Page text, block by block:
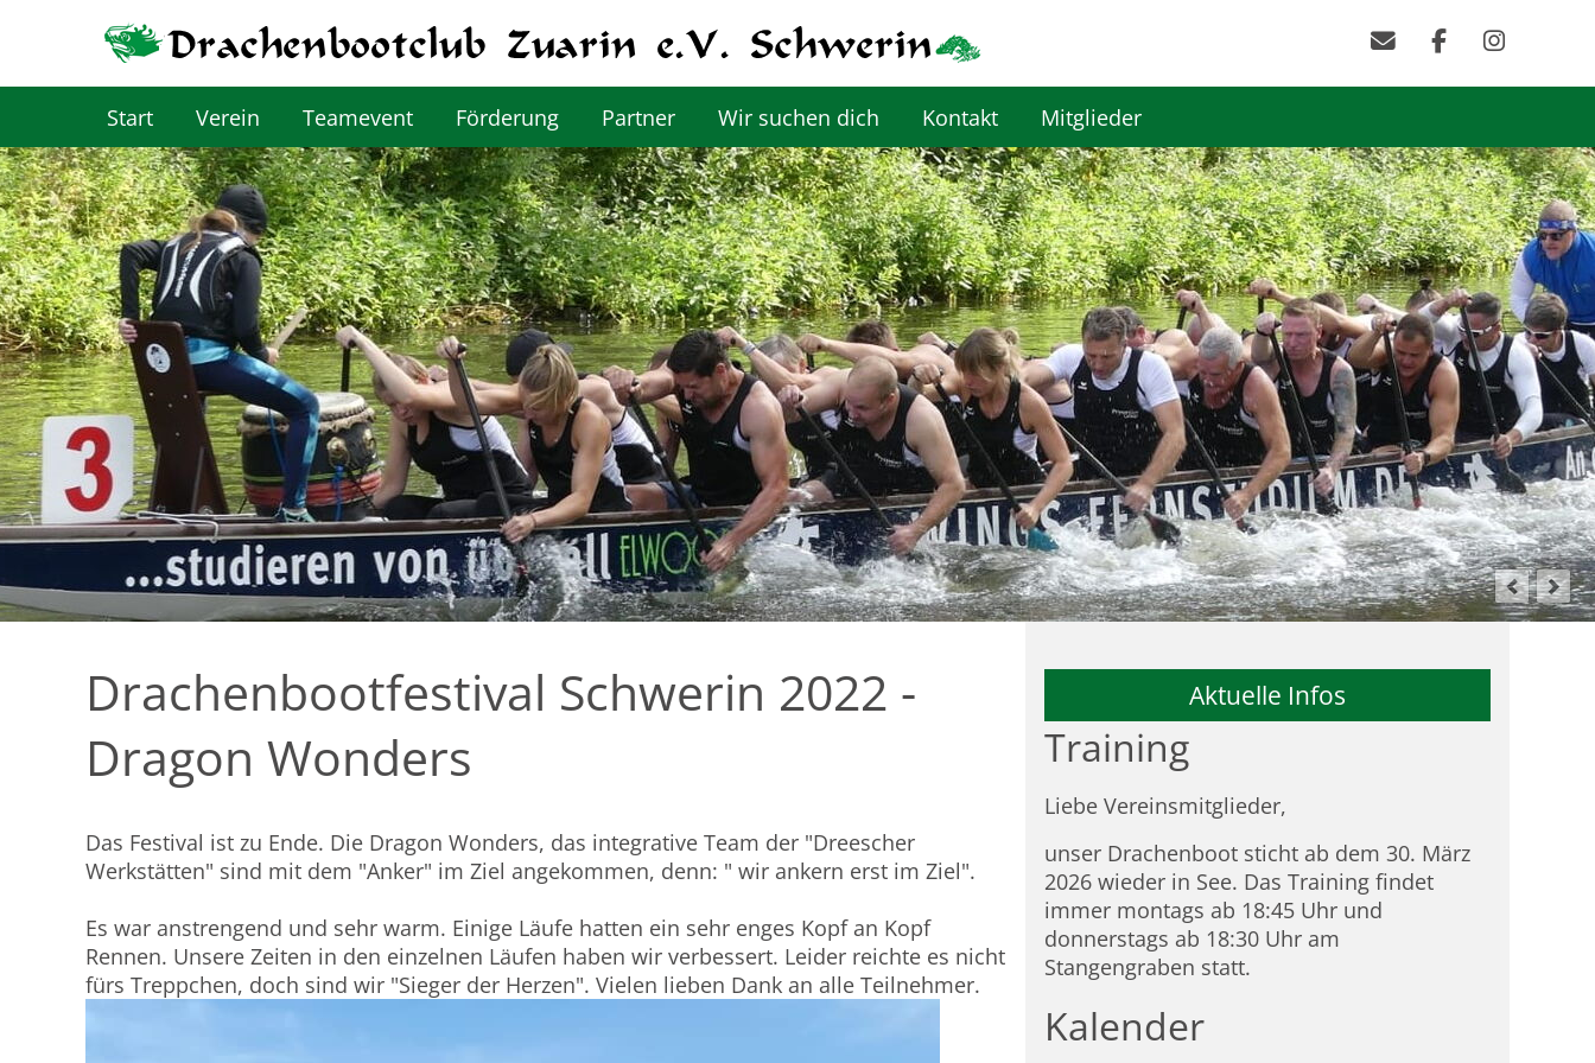
Start Verein Teamevent Förderung Partner Wir suchen dich Kontakt Mitglieder
Drachenbootfestival Schwerin 2022 -
Dragon Wonders
Das Festival ist zu Ende. Die Dragon Wonders, das integrative Team der "Dreescher
Werkstätten" sind mit dem "Anker" im Ziel angekommen, denn: " wir ankern erst im Ziel".
Es war anstrengend und sehr warm. Einige Läufe hatten ein sehr enges Kopf an Kopf
Rennen. Unsere Zeiten in den einzelnen Läufen haben wir verbessert. Leider reichte es nicht
fürs Treppchen, doch sind wir "Sieger der Herzen". Vielen lieben Dank an alle Teilnehmer.
Aktuelle Infos
Training
Liebe Vereinsmitglieder,
unser Drachenboot sticht ab dem 30. März
2026 wieder in See. Das Training findet
immer montags ab 18:45 Uhr und
donnerstags ab 18:30 Uhr am
Stangengraben statt.
Kalender